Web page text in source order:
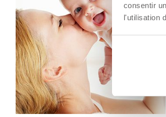
consentir
l'utilisation